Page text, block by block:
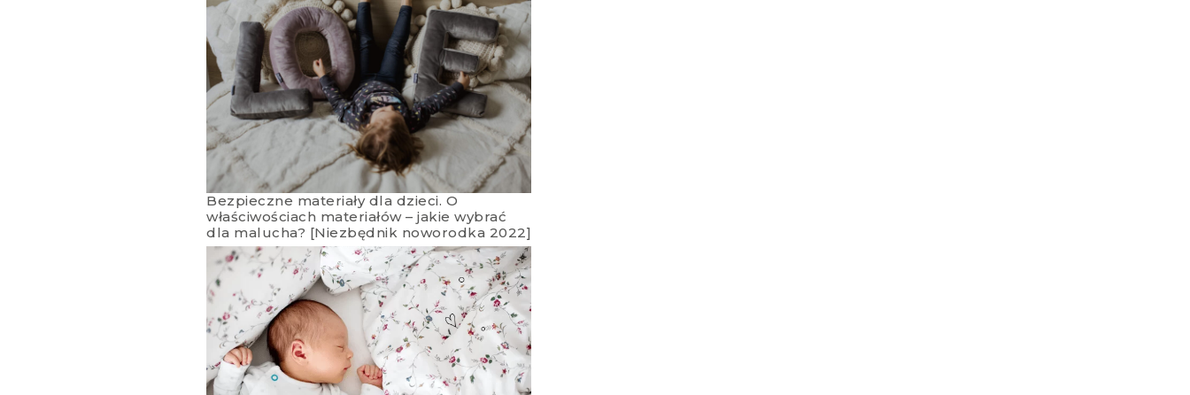
Bezpieczne materiały dla dzieci. O
właściwościach materiałów – jakie wybrać
dla malucha? [Niezbędnik noworodka 2022]